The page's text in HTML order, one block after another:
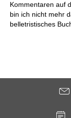
Kommentaren auf
bin ich nicht mehr
belletristisches